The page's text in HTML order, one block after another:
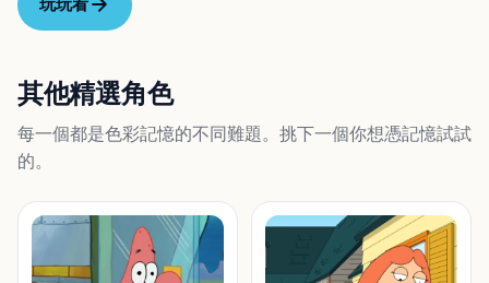
其他精選角色
每一個都是色彩記憶的不同難題。挑下一個你想憑記憶試試
的。